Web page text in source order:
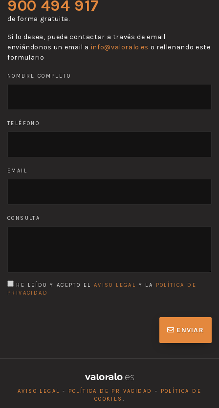
900 494 917
de forma gratuita.
Si lo desea, puede contactar a través de email
enviándonos un email a info@valoralo.es o rellenando este
formulario
NOMBRE COMPLETO
TELÉFONO
EMAIL
CONSULTA
HE LEÍDO Y ACEPTO EL AVISO LEGAL Y LA
POLÍTICA DE
PRIVACIDAD
ENVIAR
AVISO LEGAL - POLÍTICA DE PRIVACIDAD -
POLÍTICA DE
COOKIES .